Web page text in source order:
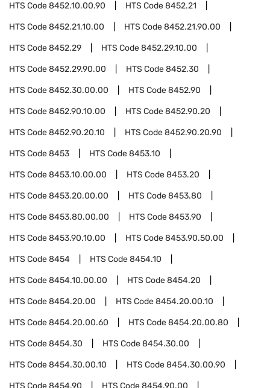
HTS Code8452.10.00.90 HTS Code8452.21
HTS Code8452.21.10.00 HTS Code8452.21.90.00
HTS Code8452.29 HTS Code8452.29.10.00
HTS Code8452.29.90.00 HTS Code8452.30
HTS Code8452.30.00.00 HTS Code8452.90
HTS Code8452.90.10.00 HTS Code8452.90.20
HTS Code8452.90.20.10 HTS Code8452.90.20.90
HTS Code8453 HTS Code8453.10
HTS Code8453.10.00.00 HTS Code8453.20
HTS Code8453.20.00.00 HTS Code8453.80
HTS Code8453.80.00.00 HTS Code8453.90
HTS Code8453.90.10.00 HTS Code8453.90.50.00
HTS Code8454 HTS Code8454.10
HTS Code8454.10.00.00 HTS Code8454.20
HTS Code8454.20.00 HTS Code8454.20.00.10
HTS Code8454.20.00.60 HTS Code8454.20.00.80
HTS Code8454.30 HTS Code8454.30.00
HTS Code8454.30.00.10 HTS Code8454.30.00.90
HTS Code8454.90 HTS Code8454.90.00